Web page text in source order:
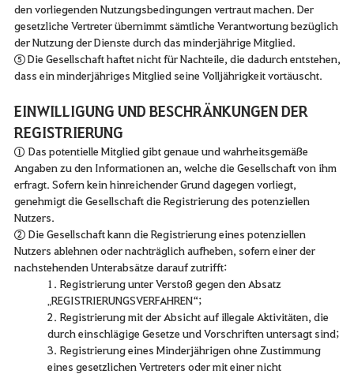
den vorliegenden Nutzungsbedingungen vertraut machen. Der
gesetzliche Vertreter übernimmt sämtliche Verantwortung bezüglich
der Nutzung der Dienste durch das minderjährige Mitglied.
⑤ Die Gesellschaft haftet nicht für Nachteile, die dadurch entstehen,
dass ein minderjähriges Mitglied seine Volljährigkeit vortäuscht.
EINWILLIGUNG UND BESCHRÄNKUNGEN DER
REGISTRIERUNG
① Das potentielle Mitglied gibt genaue und wahrheitsgemäße
Angaben zu den Informationen an, welche die Gesellschaft von ihm
erfragt. Sofern kein hinreichender Grund dagegen vorliegt,
genehmigt die Gesellschaft die Registrierung des potenziellen
Nutzers.
② Die Gesellschaft kann die Registrierung eines potenziellen
Nutzers ablehnen oder nachträglich aufheben, sofern einer der
nachstehenden Unterabsätze darauf zutrifft:
1. Registrierung unter Verstoß gegen den Absatz
„REGISTRIERUNGSVERFAHREN“;
2. Registrierung mit der Absicht auf illegale Aktivitäten, die
durch einschlägige Gesetze und Vorschriften untersagt sind;
3. Registrierung eines Minderjährigen ohne Zustimmung
eines gesetzlichen Vertreters oder mit einer nicht